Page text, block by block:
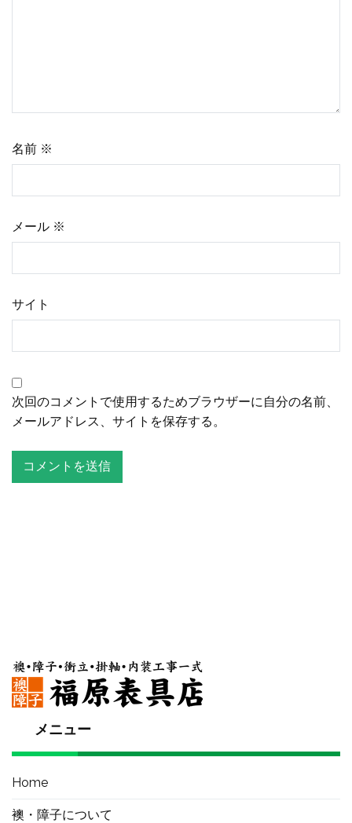
名前 ※
メール ※
サイト
次回のコメントで使用するためブラウザーに自分の名前、
メールアドレス、サイトを保存する。
メニュー
Home
襖・障子について